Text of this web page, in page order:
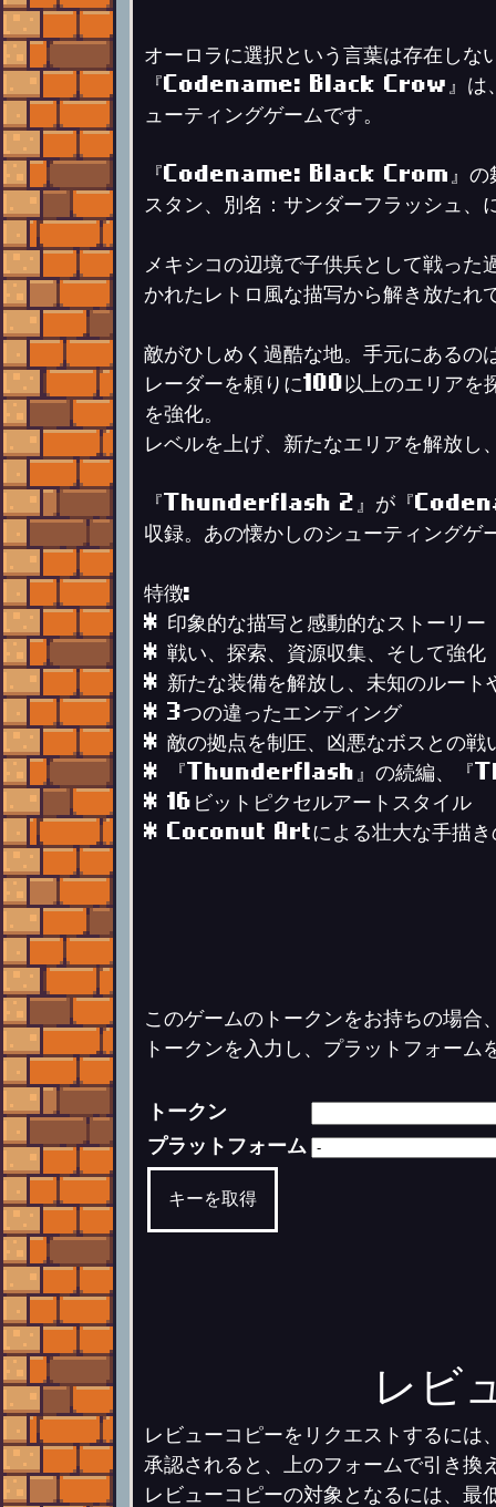
オーロラに選択という言葉は存在しな
『Codename: Black Crow』は、
ューティングゲームです。
『Codename: Black Crom』の舞
スタン、別名：サンダーフラッシュ、
メキシコの辺境で子供兵として戦った
かれたレトロ風な描写から解き放たれ
敵がひしめく過酷な地。手元にあるの
レーダーを頼りに100以上のエリアを
を強化。
レベルを上げ、新たなエリアを解放
『Thunderflash 2』が『
収録。あの懐かしのシューティングゲ
特徴:
* 印象的な描写と感動的なストーリー
* 戦い、探索、資源収集、そして強化
* 新たな装備を解放し、未知のルート
* 3つの違ったエンディング
* 敵の拠点を制圧、凶悪なボスとの戦
* 『Thunderflash』の続編、『
* 16ビットピクセルアートスタイル
* Coconut Artによる壮大な手描き
このゲームのトークンをお持ちの場合
トークンを入力し、プラットフォー
トークン
プラットフォーム
キーを取得
レビ
レビューコピーをリクエストするには
承認されると、上のフォームで引き換
レビューコピーの対象となるには、最